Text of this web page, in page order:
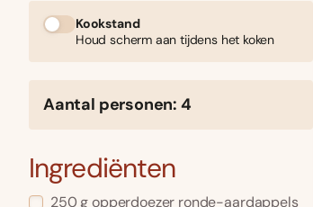
Kookstand
Houd scherm aan tijdens het koken
Aantal personen: 4
Ingrediënten
250 g opperdoezer ronde-aardappels